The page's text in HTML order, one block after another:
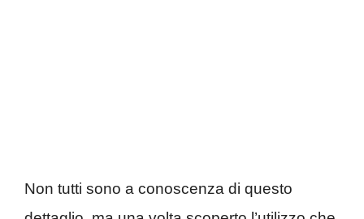
Non tutti sono a conoscenza di questo